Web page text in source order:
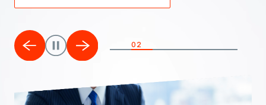
02 02
02 02
02 02
02 02
02 02
02 02